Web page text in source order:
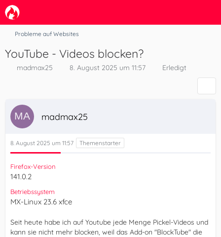
Probleme auf Websites
YouTube - Videos blocken?
madmax25 8. August 2025 um 11:57 Erledigt
madmax25
8. August 2025 um 11:57
Firefox-Version
141.0.2
Betriebssystem
MX-Linux 23.6 xfce
Seit heute habe ich auf Youtube jede Menge Pickel-Videos und
kann sie nicht mehr blocken, weil das Add-on "BlockTube" die